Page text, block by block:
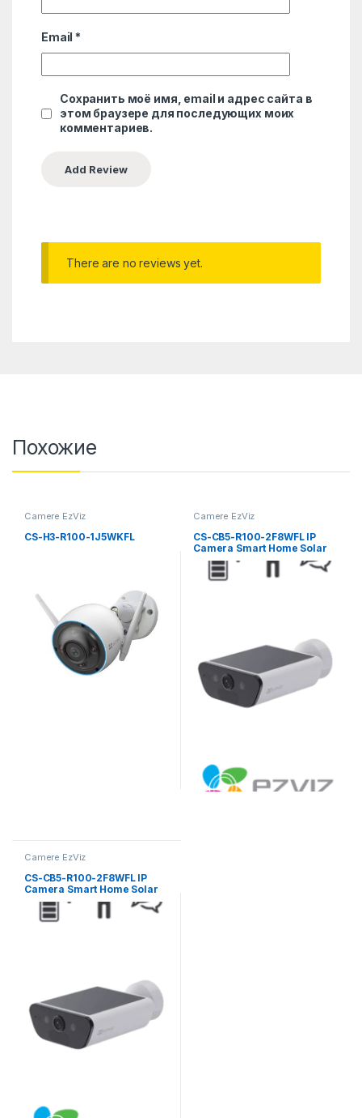
Email *
Сохранить моё имя, email и адрес сайта в
этом браузере для последующих моих
комментариев.
There are no reviews yet.
Похожие
Camere EzViz
CS-H3-R100-1J5WKFL
Camere EzViz
CS-CB5-R100-2F8WFL IP
Camera Smart Home Solar
Battery
Camere EzViz
CS-CB5-R100-2F8WFL IP
Camera Smart Home Solar
Battery